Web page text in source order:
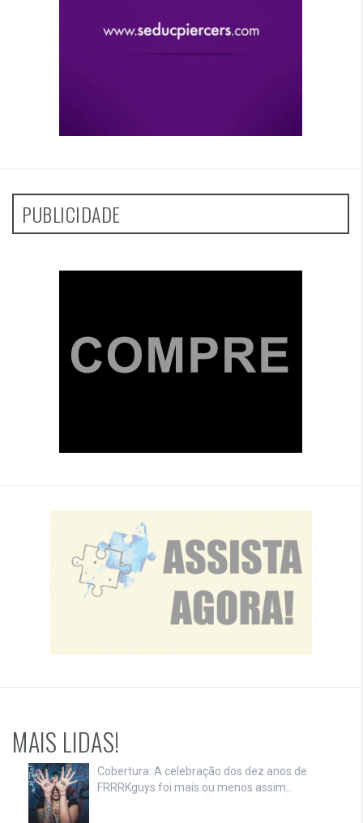
PUBLICIDADE
MAIS LIDAS!
Cobertura: A celebração dos dez anos de
FRRRKguys foi mais ou menos assim…